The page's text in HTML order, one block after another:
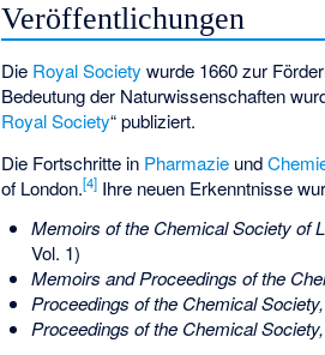
Veröffentlichungen
Die Royal Society wurde 1660 zur
Bedeutung der Naturwissenschaften
Royal Society“ publiziert.
Die Fortschritte in Pharmazie und
of London.[4] Ihre neuen Erkenntnisse
Memoirs of the Chemical Society of
Vol. 1)
Memoirs and Proceedings of the
Proceedings of the Chemical
Proceedings of the Chemical